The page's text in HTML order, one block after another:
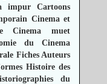
impur
Cartoons
Cinema et
Cinema muet
du Cinema
Fiches Auteurs
Histoire des
du